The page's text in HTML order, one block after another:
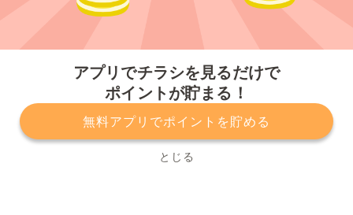
アプリでチラシを見るだけで
ポイントが貯まる！
無料アプリでポイントを貯める
とじる
プライバシーポリシー 利用規約
運営会社
サービスに関してのお問い合わせ